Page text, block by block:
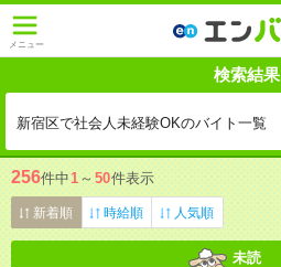
メニュー
検索結果
新宿区で社会人未経験OKのバイト一覧
256件中1 ～ 50件表示
新着順 時給順 人気順
未読